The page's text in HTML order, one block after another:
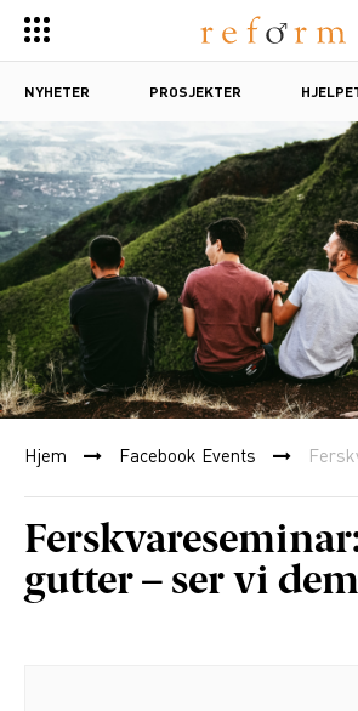
NYHETER PROSJEKTER
Hjem Facebook Events
gutter – ser vi